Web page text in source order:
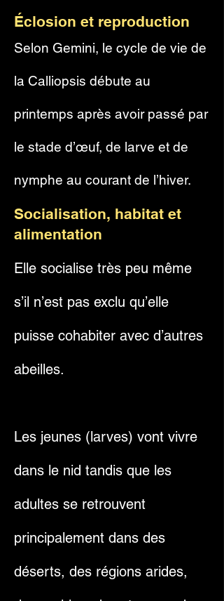
Éclosion et reproduction
Selon Gemini, le cycle de vie de
la Calliopsis débute au
printemps après avoir passé par
le stade d’œuf, de larve et de
nymphe au courant de l’hiver.
Socialisation, habitat et
alimentation
Elle socialise très peu même
s’il n’est pas exclu qu’elle
puisse cohabiter avec d’autres
abeilles.
Les jeunes (larves) vont vivre
dans le nid tandis que les
adultes se retrouvent
principalement dans des
déserts, des régions arides,